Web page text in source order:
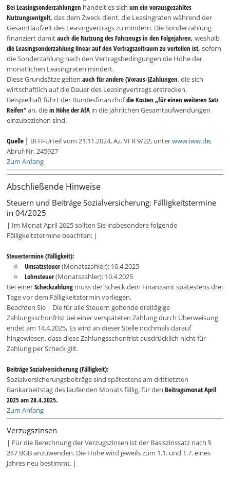
Bei Leasingsonderzahlungen handelt es sichum ein vorausgezahltes
Nutzungsentgelt, das dem Zweck dient, die Leasingraten während der
Gesamtlaufzeit des Leasingvertrags zu mindern. Die Sonderzahlung
finanziert damitauch die Nutzung des Fahrzeugs in den Folgejahren,weshalb
die Leasingsonderzahlung linear auf den Vertragszeitraum zu verteilen ist, sofern
die Sonderzahlung nach den Vertragsbedingungen die Höhe der
monatlichen Leasingraten mindert.
Diese Grundsätze geltenauch für andere (Voraus-)Zahlungen, die sich
wirtschaftlich auf die Dauer des Leasingvertrags erstrecken.
Beispielhaft führt der Bundesfinanzhofdie Kosten „für einen weiteren Satz
Reifen“an, diein Höhe der AfA in die jährlichen Gesamtaufwendungen
einzubeziehen sind.
Quelle | BFH-Urteil vom 21.11.2024, Az. VI R 9/22, unterwww.iww.de,
Abruf-Nr. 245927
Zum Anfang
Abschließende Hinweise
Steuern und Beiträge Sozialversicherung: Fälligkeitstermine
in 04/2025
| Im Monat April 2025 sollten Sie insbesondere folgende
Fälligkeitstermine beachten: |
Steuertermine (Fälligkeit):
Umsatzsteuer(Monatszahler): 10.4.2025
Lohnsteuer(Monatszahler): 10.4.2025
Bei einerScheckzahlung muss der Scheck dem Finanzamt spätestens drei
Tage vor dem Fälligkeitstermin vorliegen.
Beachten Sie | Die für alle Steuern geltende dreitägige
Zahlungsschonfrist bei einer verspäteten Zahlung durch Überweisung
endet am 14.4.2025. Es wird an dieser Stelle nochmals darauf
hingewiesen, dass diese Zahlungsschonfrist ausdrücklich nicht für
Zahlung per Scheck gilt.
Beiträge Sozialversicherung (Fälligkeit):
Sozialversicherungsbeiträge sind spätestens am drittletzten
Bankarbeitstag des laufenden Monats fällig, für denBeitragsmonat April
2025 am 28.4.2025.
Zum Anfang
Verzugszinsen
| Für die Berechnung der Verzugszinsen ist der Basiszinssatz nach §
247 BGB anzuwenden. Die Höhe wird jeweils zum 1.1. und 1.7. eines
Jahres neu bestimmt. |